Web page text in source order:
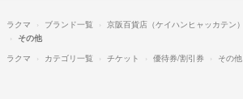
ラクマ ブランド一覧 京阪百貨店（ケイハンヒャッカテン）
その他
ラクマ
カテゴリ一覧 チケット 優待券/割引券 その他